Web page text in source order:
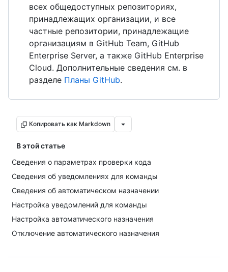
всех общедоступных репозиториях,
принадлежащих организации, и все
частные репозитории, принадлежащие
организациям в GitHub Team, GitHub
Enterprise Server, а также GitHub Enterprise
Cloud. Дополнительные сведения см. в
разделе Планы GitHub.
Копировать как Markdown
В этой статье
Сведения о параметрах проверки кода
Сведения об уведомлениях для команды
Сведения об автоматическом назначении
Настройка уведомлений для команды
Настройка автоматического назначения
Отключение автоматического назначения